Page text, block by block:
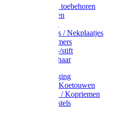
Oormerken toebehoren
Enkelbanden
Halsplaatjes / Nekplaatjes
Kokernummers
Merkspray-/stift
Veemerkschaar
Uierverzorging
Halsters & Koetouwen
Halsriemen / Kopriemen
Koerugborstels